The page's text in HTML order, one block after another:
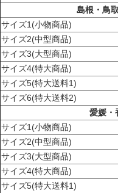
島根・鳥
サイズ1(小物商品)
サイズ2(中型商品)
サイズ3(大型商品)
サイズ4(特大商品)
サイズ5(特大送料1)
サイズ6(特大送料2)
愛媛・
サイズ1(小物商品)
サイズ2(中型商品)
サイズ3(大型商品)
サイズ4(特大商品)
サイズ5(特大送料1)